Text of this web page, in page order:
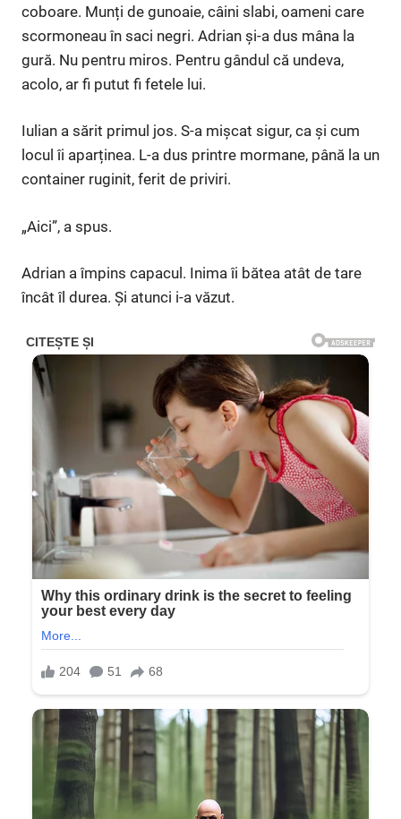
coboare. Munți de gunoaie, câini slabi, oameni care
scormoneau în saci negri. Adrian și-a dus mâna la
gură. Nu pentru miros. Pentru gândul că undeva,
acolo, ar fi putut fi fetele lui.
Iulian a sărit primul jos. S-a mișcat sigur, ca și cum
locul îi aparținea. L-a dus printre mormane, până la un
container ruginit, ferit de priviri.
„Aici”, a spus.
Adrian a împins capacul. Inima îi bătea atât de tare
încât îl durea. Și atunci i-a văzut.